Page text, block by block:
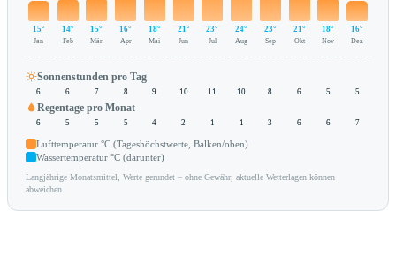
15°
Jan
14°
Feb
15°
Mär
16°
Apr
18°
Mai
21°
Jun
23°
Jul
24°
Aug
23°
Sep
21°
Okt
18°
Nov
16°
Dez
Sonnenstunden pro Tag
6 6 7 8 9 10 11 10 8 6 5 5
Regentage pro Monat
6 5 5 5 4 2 1 1 3 6 6 7
Lufttemperatur °C (Tageshöchstwerte, Balken/oben)
Wassertemperatur °C (darunter)
Langjährige Monatsmittel, Werte gerundet – ohne Gewähr, aktuelle Wetterlagen können
abweichen.